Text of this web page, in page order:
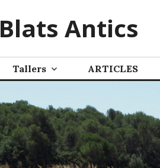
Blats Antics
Tallers ARTICLES